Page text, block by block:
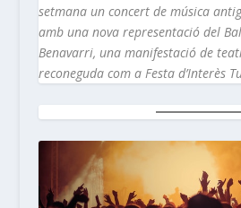
setmana un concert de música
amb una nova representació del
Benavarri, una manifestació de
reconeguda com a Festa d’Interès